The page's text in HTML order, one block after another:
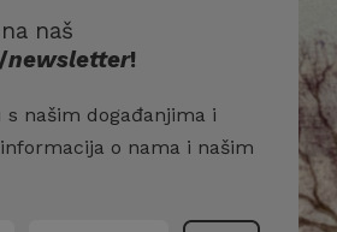
naš
newsletter!
našim događanjima i
o nama i našim